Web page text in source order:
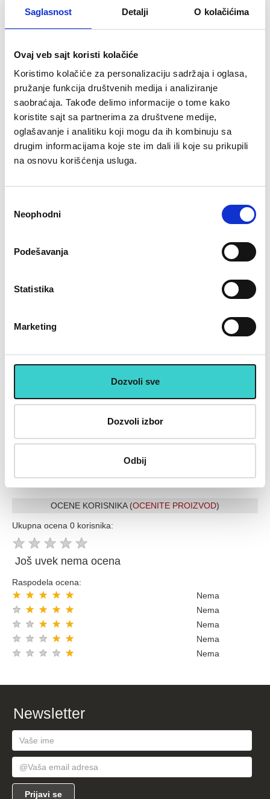
Saglasnost Detalji O kolačićima
Ovaj veb sajt koristi kolačiće
Koristimo kolačiće za personalizaciju sadržaja i oglasa,
pružanje funkcija društvenih medija i analiziranje
saobraćaja. Takođe delimo informacije o tome kako
koristite sajt sa partnerima za društvene medije,
oglašavanje i analitiku koji mogu da ih kombinuju sa
drugim informacijama koje ste im dali ili koje su prikupili
na osnovu korišćenja usluga.
сагласности
Neophodni
Podešavanja
Statistika
Marketing
Dozvoli sve
Dozvoli izbor
Odbij
Kettlebell 12 kg
-za aerobne vežbe i oblikovanje celog tela,
-novi zasticeni moderan prelep dizajn, povoljna cena
-materijal: PVC
-punjenje: kombinacija metalnih opiljaka I betona
-veoma cvrsta I kompaktna
Povezani proizvodi
RING Kettlebell 20kg
RING Kettlebell 16kg
Placanje do 12 rata bez kamate karticom Banke Intese
32 god.sa Vama su Garancija poverenja
Uvek dostupna podrška i servis
OCENE KORISNIKA (OCENITE PROIZVOD)
Ukupna ocena 0 korisnika:
★ ★ ★ ★ ★
Još uvek nema ocena
Raspodela ocena:
★
★
★
★
★ Nema
★
★
★
★
★ Nema
★
★
★
★
★ Nema
★
★
★
★
★ Nema
★
★
★
★
★ Nema
Newsletter